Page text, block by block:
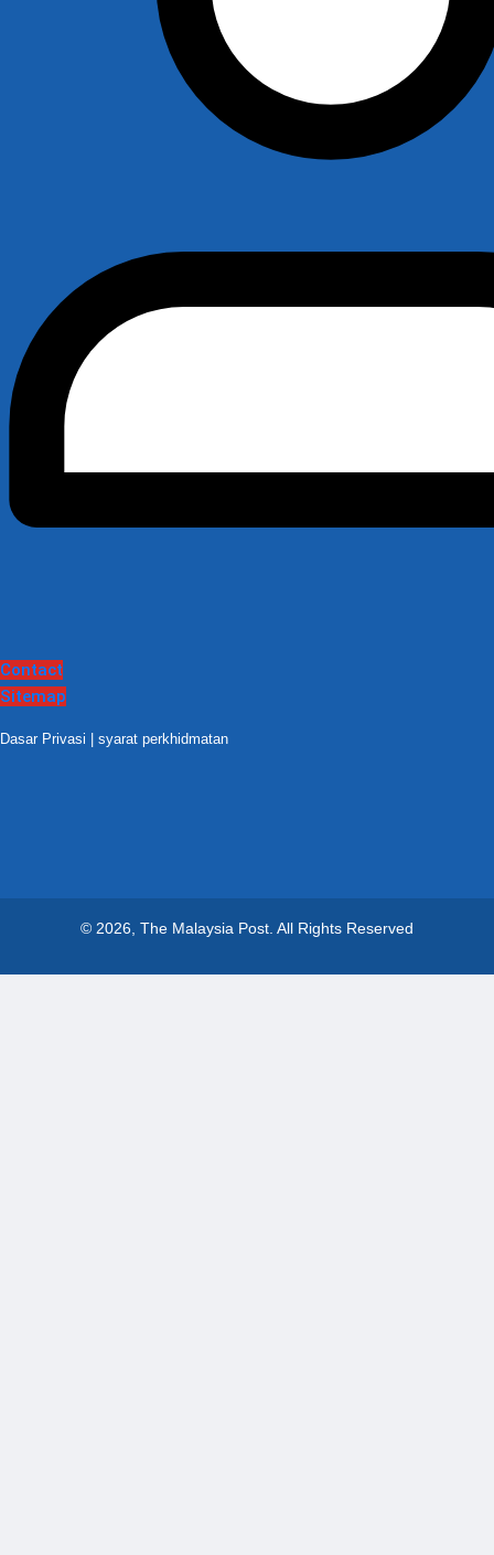
Contact
Sitemap
Dasar Privasi syarat perkhidmatan
© 2026, The Malaysia Post. All Rights Reserved